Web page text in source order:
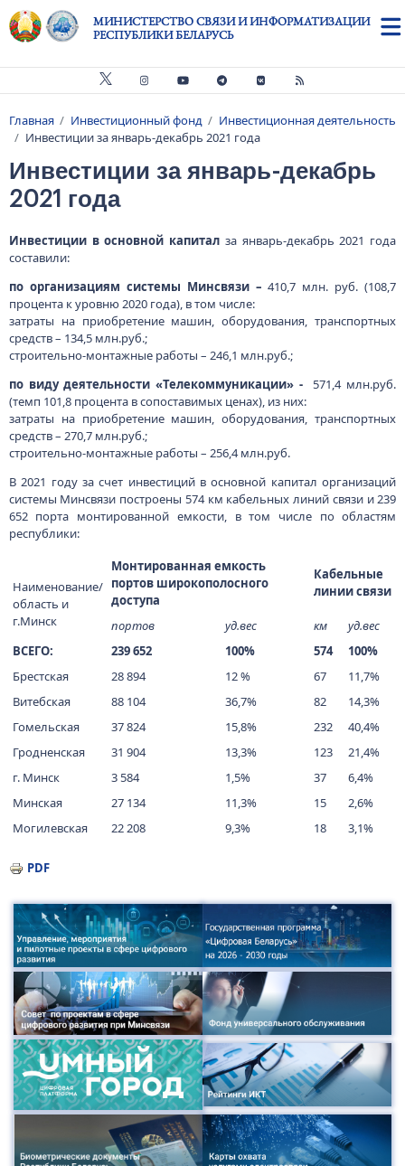
Перейти к основному содержанию
МИНИСТЕРСТВО СВЯЗИ И ИНФОРМАТИЗАЦИИ
РЕСПУБЛИКИ БЕЛАРУСЬ
Строка навигации
Главная Инвестиционный фонд
Инвестиционная деятельность
Инвестиции за январь-декабрь 2021 года
Инвестиции за январь-декабрь
2021 года
Инвестиции в основной капитал за январь-декабрь 2021 года
составили:
по организациям системы Минсвязи –410,7 млн. руб. (108,7
процента к уровню 2020 года), в том числе:
затраты на приобретение машин, оборудования, транспортных
средств – 134,5 млн.руб.;
строительно-монтажные работы – 246,1 млн.руб.;
по виду деятельности «Телекоммуникации» -
571,4 млн.руб.
(темп 101,8 процента в сопоставимых ценах), из них:
затраты на приобретение машин, оборудования, транспортных
средств – 270,7 млн.руб.;
строительно-монтажные работы – 256,4 млн.руб.
В 2021 году за счет инвестиций в основной капитал организаций
системы Минсвязи построены 574 км кабельных линий связи и 239
652 порта монтированной емкости, в том числе по областям
республики:
Наименование/
область и
г.Минск
Монтированная емкость
портов широкополосного
доступа
Кабельные
линии связи
портов уд.вес км
уд.вес
ВСЕГО:
239 652 100% 574
100%
Брестская
28 894 12 % 67
11,7%
Витебская
88 104 36,7% 82
14,3%
Гомельская
37 824 15,8% 232
40,4%
Гродненская
31 904 13,3% 123
21,4%
г. Минск
3 584 1,5% 37
6,4%
Минская
27 134 11,3% 15
2,6%
Могилевская
22 208 9,3% 18 3,1%
PDF